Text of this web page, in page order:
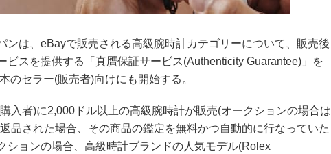
ンは、eBayで販売される高級腕時計カテゴリーについて、販売後
ビスを提供する「真贋保証サービス(Authenticity Guarantee)」を
のセラー(販売者)向けにも開始する。
入者)に2,000ドル以上の高級腕時計が販売(オークションの場合は
品された場合、その商品の鑑定を無料かつ自動的に行なっていた
ションの場合、高級時計ブランドの人気モデル(Rolex